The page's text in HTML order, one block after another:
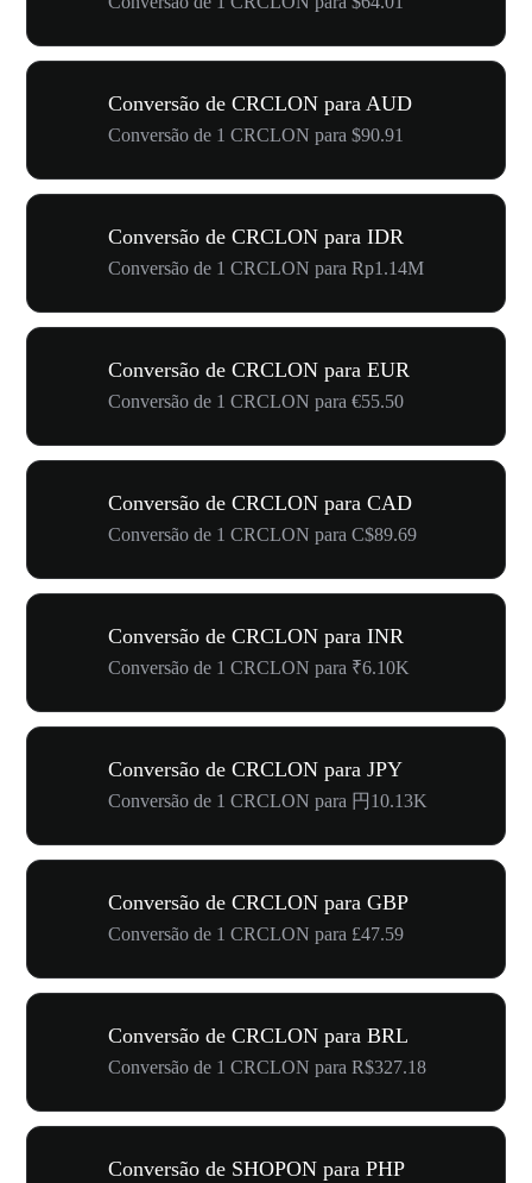
Conversão de CRCLON para AUD
Conversão de 1 CRCLON para $90.91
Conversão de CRCLON para IDR
Conversão de 1 CRCLON para Rp1.14M
Conversão de CRCLON para EUR
Conversão de 1 CRCLON para €55.50
Conversão de CRCLON para CAD
Conversão de 1 CRCLON para C$89.69
Conversão de CRCLON para INR
Conversão de 1 CRCLON para ₹6.10K
Conversão de CRCLON para JPY
Conversão de 1 CRCLON para 円10.13K
Conversão de CRCLON para GBP
Conversão de 1 CRCLON para £47.59
Conversão de CRCLON para BRL
Conversão de 1 CRCLON para R$327.18
Conversão de SHOPON para PHP